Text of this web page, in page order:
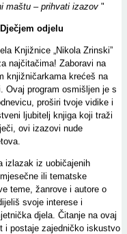
maštu – prihvati izazov "
odjelu
Knjižnice „Nikola Zrinski”
najčitačima! Zaboravi na
knjižničarkama krećeš na
Ovaj program osmišljen je s
proširi tvoje vidike i
ljubitelj knjiga koji traži
ovi izazovi nude
izlazak iz uobičajenih
ili tematske
teme, žanrove i autore o
svoje interese i
djela. Čitanje na ovaj
i postaje zajedničko iskustvo